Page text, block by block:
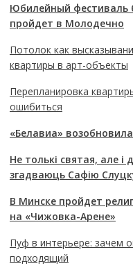
Юбилейный фестиваль
пройдет в Молодечно
Потолок как
квартиры в арт-объекты
Перепланировка
ошибиться
«Белавиа»
Не толькі святая, але
згадваюць Сафію
В Минске пройдет
на «Чижовка-Арене»
Пуф в интерьере: зачем
подходящий